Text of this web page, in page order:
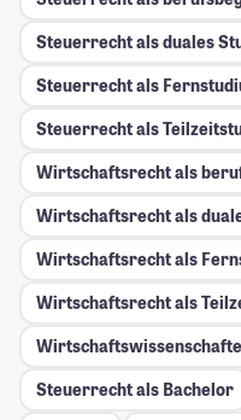
Steuerrecht als duales
Steuerrecht als
Steuerrecht als
Wirtschaftsrecht als
Wirtschaftsrecht als
Wirtschaftsrecht als
Wirtschaftsrecht als
Steuerrecht als Bachelor